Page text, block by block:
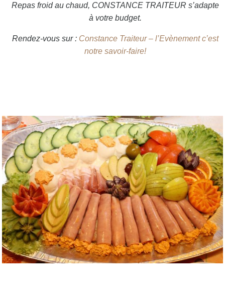
Repas froid au chaud, CONSTANCE TRAITEUR s’adapte
à votre budget.
Rendez-vous sur : Constance Traiteur – l’Evènement c’est
notre savoir-faire!